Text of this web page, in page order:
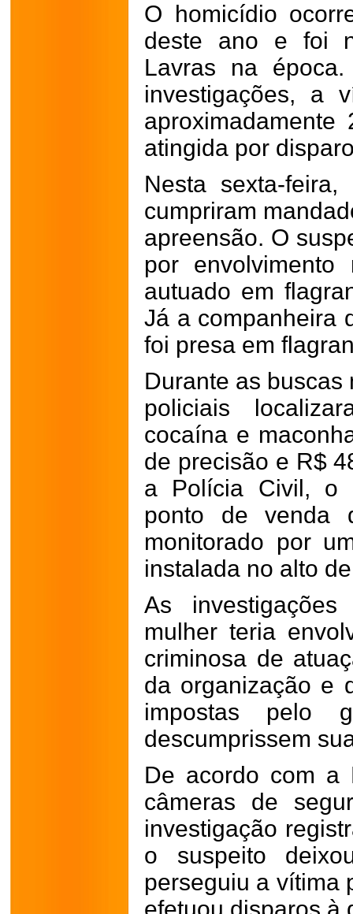
O homicídio
deste ano e foi
Lavras na
investigações, a
atingida por
Nesta sexta-
cumpriram
apreensão. O
por
autuado em
Já a companheira
foi presa em
Durante as
policiais
cocaína e
de precisão e R$
a Polícia Civil, o
ponto de venda
monitorado por
instalada no alto
As
mulher teria
criminosa de
da organização e
impostas pelo
descumprissem
De acordo com a
câmeras de
investigação
o suspeito
perseguiu a vítima